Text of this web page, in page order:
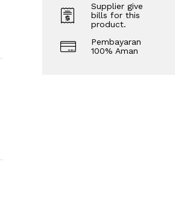
Supplier give
bills for this
product.
Pembayaran
100% Aman